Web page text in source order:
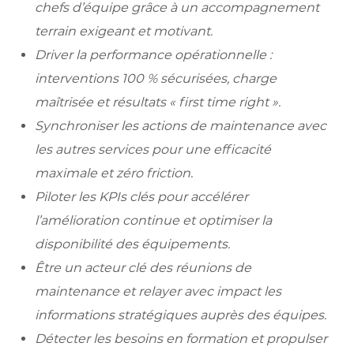
chefs d’équipe grâce à un accompagnement
terrain exigeant et motivant.
Driver la performance opérationnelle :
interventions 100 % sécurisées, charge
maîtrisée et résultats « first time right ».
Synchroniser les actions de maintenance avec
les autres services pour une efficacité
maximale et zéro friction.
Piloter les KPIs clés pour accélérer
l’amélioration continue et optimiser la
disponibilité des équipements.
Être un acteur clé des réunions de
maintenance et relayer avec impact les
informations stratégiques auprès des équipes.
Détecter les besoins en formation et propulser